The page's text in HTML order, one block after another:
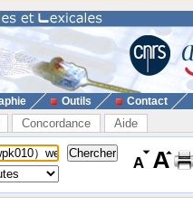
Outils Contact
Concordance Aide